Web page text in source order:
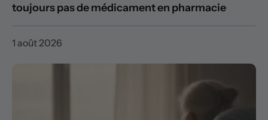
toujours pas de médicament en pharmacie
1 août 2026